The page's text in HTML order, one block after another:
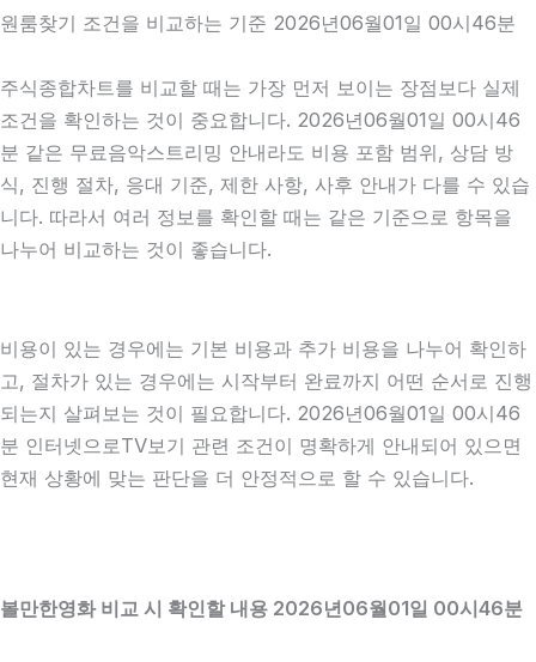
원룸찾기 조건을 비교하는 기준 2026년06월01일 00시46분
주식종합차트를 비교할 때는 가장 먼저 보이는 장점보다 실제
조건을 확인하는 것이 중요합니다. 2026년06월01일 00시46
분 같은 무료음악스트리밍 안내라도 비용 포함 범위, 상담 방
식, 진행 절차, 응대 기준, 제한 사항, 사후 안내가 다를 수 있습
니다. 따라서 여러 정보를 확인할 때는 같은 기준으로 항목을
나누어 비교하는 것이 좋습니다.
비용이 있는 경우에는 기본 비용과 추가 비용을 나누어 확인하
고, 절차가 있는 경우에는 시작부터 완료까지 어떤 순서로 진행
되는지 살펴보는 것이 필요합니다. 2026년06월01일 00시46
분 인터넷으로TV보기 관련 조건이 명확하게 안내되어 있으면
현재 상황에 맞는 판단을 더 안정적으로 할 수 있습니다.
볼만한영화 비교 시 확인할 내용 2026년06월01일 00시46분